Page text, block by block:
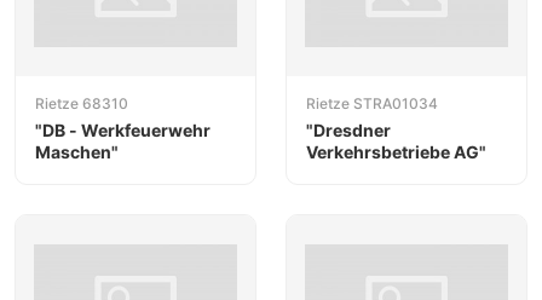
Rietze 68310
"DB - Werkfeuerwehr
Maschen"
Rietze STRA01034
"Dresdner
Verkehrsbetriebe AG"